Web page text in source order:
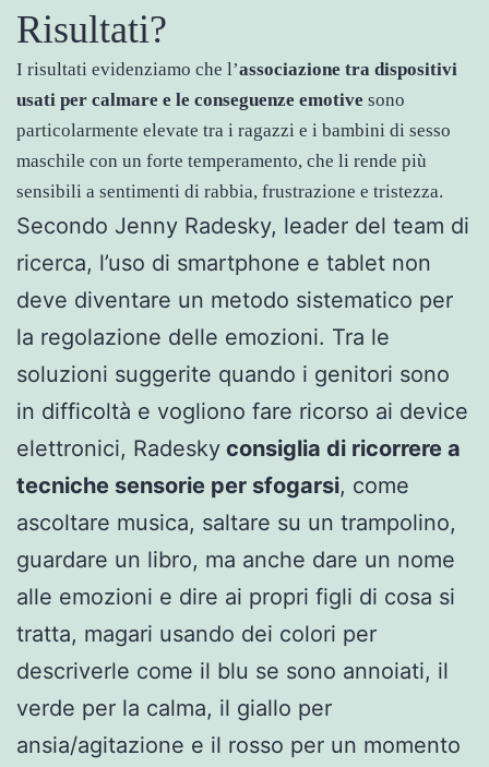
Risultati?
I risultati evidenziamo che l’associazione tra dispositivi
usati per calmare e le conseguenze emotive sono
particolarmente elevate tra i ragazzi e i bambini di sesso
maschile con un forte temperamento, che li rende più
sensibili a sentimenti di rabbia, frustrazione e tristezza.
Secondo Jenny Radesky, leader del team di
ricerca, l’uso di smartphone e tablet non
deve diventare un metodo sistematico per
la regolazione delle emozioni. Tra le
soluzioni suggerite quando i genitori sono
in difficoltà e vogliono fare ricorso ai device
elettronici, Radesky consiglia di ricorrere a
tecniche sensorie per sfogarsi, come
ascoltare musica, saltare su un trampolino,
guardare un libro, ma anche dare un nome
alle emozioni e dire ai propri figli di cosa si
tratta, magari usando dei colori per
descriverle come il blu se sono annoiati, il
verde per la calma, il giallo per
ansia/agitazione e il rosso per un momento